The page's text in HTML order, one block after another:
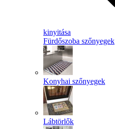
kinyitása
Fürdőszoba szőnyegek
Konyhai szőnyegek
Lábtörlők